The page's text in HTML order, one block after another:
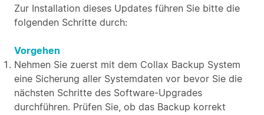
Zur Installation dieses Updates führen Sie bitte die
folgenden Schritte durch:
Vorgehen
Nehmen Sie zuerst mit dem Collax Backup System
eine Sicherung aller Systemdaten vor bevor Sie die
nächsten Schritte des Software-Upgrades
durchführen. Prüfen Sie, ob das Backup korrekt